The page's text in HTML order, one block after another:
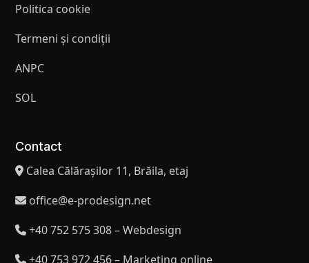
Politica cookie
Termeni și condiții
ANPC
SOL
Contact
Calea Călărașilor 11, Brăila, etaj
office@e-prodesign.net
+40 752 575 308 – Webdesign
+40 753 972 456 – Marketing online